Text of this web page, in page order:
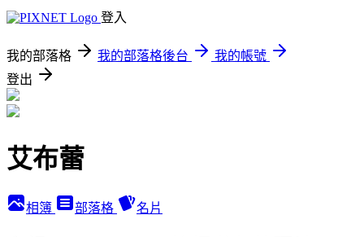
登入
我的部落格 我的部落格後台
我的帳號
登出
艾布蕾
相簿 部落格 名片